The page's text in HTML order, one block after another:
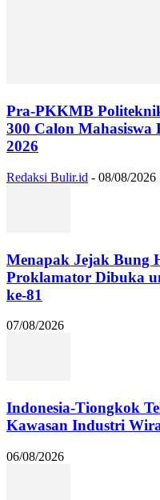
Pra-PKKMB
300 Calon
2026
Redaksi Bulir.id - 08/08/2026
Menapak Jejak Bung
Proklamator Dibuka
ke-81
07/08/2026
Indonesia-Tiongkok
Kawasan Industri
06/08/2026